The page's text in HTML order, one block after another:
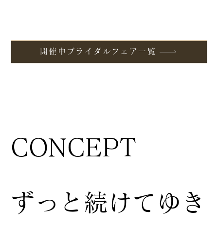
CONCEPT
ずっと続けてゆき
開催中ブライダルフェア一覧